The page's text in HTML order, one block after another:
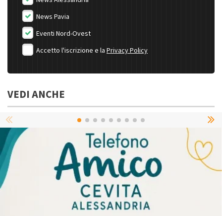
News Pavia
Eventi Nord-Ovest
Accetto l'iscrizione e la Privacy Policy
VEDI ANCHE